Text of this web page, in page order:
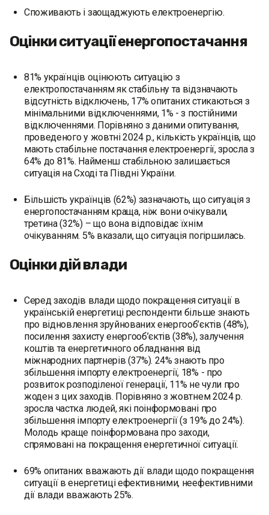
Споживають і заощаджують електроенергію.
Оцінки ситуації енергопостачання
81% українців оцінюють ситуацію з
електропостачанням як стабільну та відзначають
відсутність відключень, 17% опитаних стикаються з
мінімальними відключеннями, 1% - з постійними
відключеннями. Порівняно з даними опитування,
проведеного у жовтні 2024 р., кількість українців, що
мають стабільне постачання електроенергії, зросла з
64% до 81%. Найменш стабільною залишається
ситуація на Сході та Півдні України.
Більшість українців (62%) зазначають, що ситуація з
енергопостачанням краща, ніж вони очікували,
третина (32%) – що вона відповідає їхнім
очікуванням. 5% вказали, що ситуація погіршилась.
Оцінки дій влади
Серед заходів влади щодо покращення ситуації в
українській енергетиці респонденти більше знають
про відновлення зруйнованих енергооб’єктів (48%),
посилення захисту енергооб’єктів (38%), залучення
коштів та енергетичного обладнання від
міжнародних партнерів (37%). 24% знають про
збільшення імпорту електроенергії, 18% - про
розвиток розподіленої генерації, 11% не чули про
жоден з цих заходів. Порівняно з жовтнем 2024 р.
зросла частка людей, які поінформовані про
збільшення імпорту електроенергії (з 19% до 24%).
Молодь краще поінформована про заходи,
спрямовані на покращення енергетичної ситуації.
69% опитаних вважають дії влади щодо покращення
ситуації в енергетиці ефективними, неефективними
дії влади вважають 25%.